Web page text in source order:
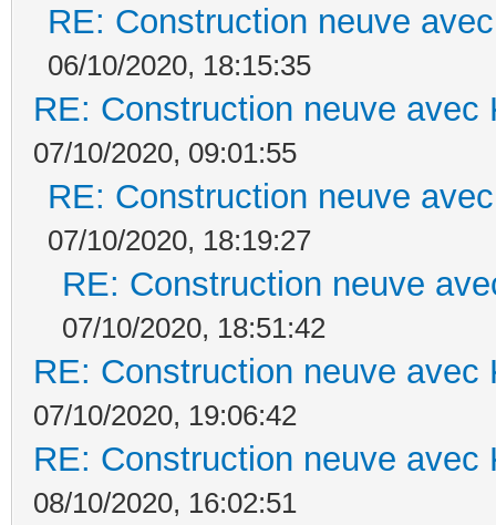
RE: Construction neuve
06/10/2020, 18:15:35
RE: Construction neuve avec
07/10/2020, 09:01:55
RE: Construction neuve
07/10/2020, 18:19:27
RE: Construction neuve
07/10/2020, 18:51:42
RE: Construction neuve avec
07/10/2020, 19:06:42
RE: Construction neuve avec
08/10/2020, 16:02:51